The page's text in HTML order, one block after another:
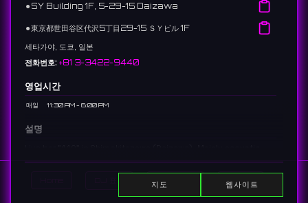
이벤트 표시 Search
⚫︎ SY Building 1F, 5-29-15 Daizawa
⚫︎東京都世田谷区代沢5丁目29-15 ＳＹビル 1F
세타가야, 도쿄, 일본
전화번호: +81 3-3422-9440
영업시간
매일 11:30 AM - 6:00 PM
설명
lives and singer-songwriter events.
下北沢（代沢）にあるライブバー「440」。アコースティックライブや
지도 웹사이트